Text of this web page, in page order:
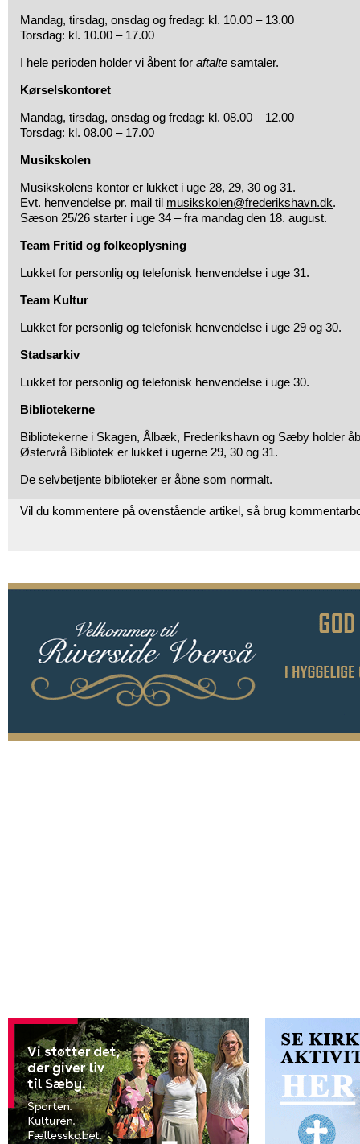
Mandag, tirsdag, onsdag og fredag: kl. 10.00 – 13.00
Torsdag: kl. 10.00 – 17.00
I hele perioden holder vi åbent for aftalte samtaler.
Kørselskontoret
Mandag, tirsdag, onsdag og fredag: kl. 08.00 – 12.00
Torsdag: kl. 08.00 – 17.00
Musikskolen
Musikskolens kontor er lukket i uge 28, 29, 30 og 31.
Evt. henvendelse pr. mail til musikskolen@frederikshavn.dk.
Sæson 25/26 starter i uge 34 – fra mandag den 18. august.
Team Fritid og folkeoplysning
Lukket for personlig og telefonisk henvendelse i uge 31.
Team Kultur
Lukket for personlig og telefonisk henvendelse i uge 29 og 30.
Stadsarkiv
Lukket for personlig og telefonisk henvendelse i uge 30.
Bibliotekerne
Bibliotekerne i Skagen, Ålbæk, Frederikshavn og Sæby holder
Østervrå Bibliotek er lukket i ugerne 29, 30 og 31.
De selvbetjente biblioteker er åbne som normalt.
Vil du kommentere på ovenstående artikel, så brug